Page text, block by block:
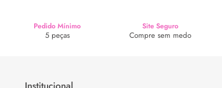
Pedido Mínimo
5 peças
Site Seguro
Compre sem medo